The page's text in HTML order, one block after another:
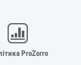
ProZorro